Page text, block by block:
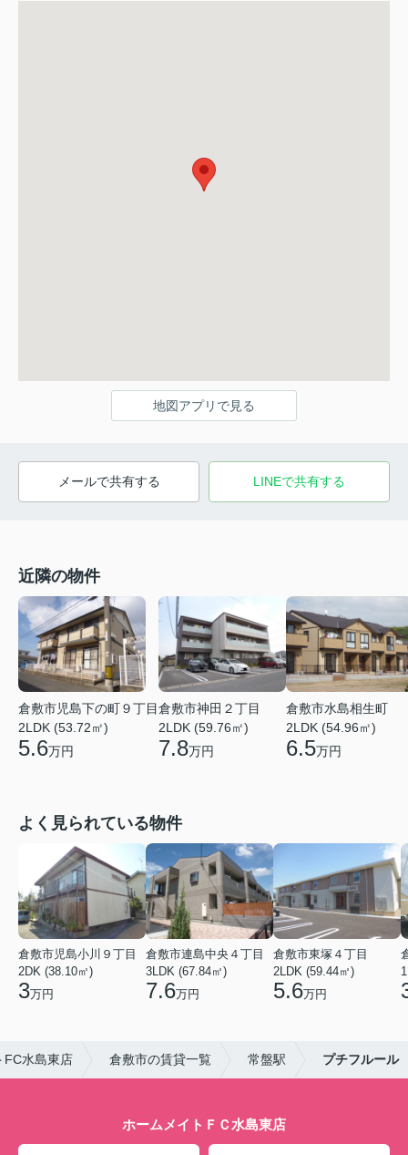
地図アプリで見る
メールで共有する LINEで共有する
近隣の物件
倉敷市児島下の町９丁目
2LDK (53.72㎡)
5.6万円
倉敷市神田２丁目
2LDK (59.76㎡)
7.8万円
倉敷市水島相生町
2LDK (54.96㎡)
6.5万円
よく見られている物件
倉敷市児島小川９丁目
2DK (38.10㎡)
3万円
倉敷市連島中央４丁目
3LDK (67.84㎡)
7.6万円
倉敷市東塚４丁目
2LDK (59.44㎡)
5.6万円
FC水島東店 倉敷市の賃貸一覧 常盤駅 プチフルール
ホームメイトＦＣ水島東店